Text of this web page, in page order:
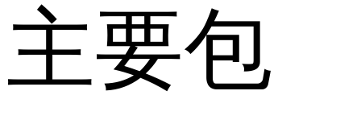
主要包